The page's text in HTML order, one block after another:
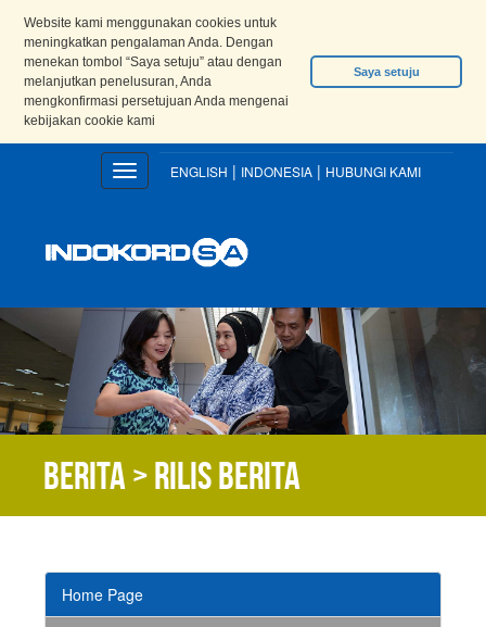
Website kami menggunakan cookies untuk
meningkatkan pengalaman Anda. Dengan
menekan tombol “Saya setuju” atau dengan
melanjutkan penelusuran, Anda
mengkonfirmasi persetujuan Anda mengenai
kebijakan cookie kami
Saya setuju
ENGLISH | INDONESIA | HUBUNGI KAMI
Toggle
navigation
Berita > Rilis berita
Home Page